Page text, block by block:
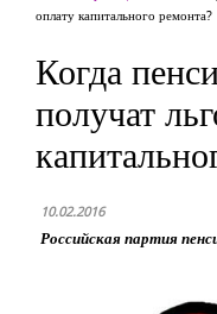
оплату капитального ремонта?
Когда
получат
10.02.2016
Российская партия